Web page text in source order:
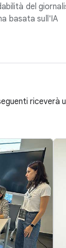
del
basata sull'IA
riceverà